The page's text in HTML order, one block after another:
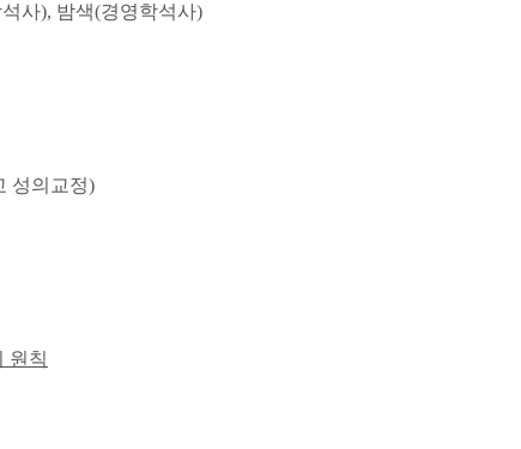
사), 밤색(경영학석사)
성의교정)
원칙